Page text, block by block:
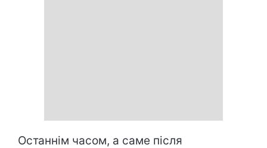
Останнім часом, а саме після